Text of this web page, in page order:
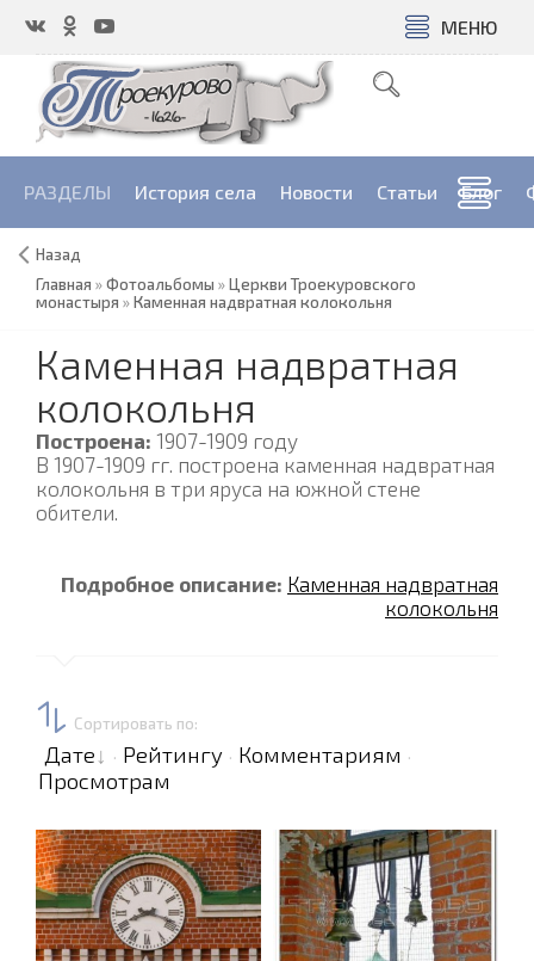
МЕНЮ
РАЗДЕЛЫ История села Новости Cтатьи Блог
Назад
Главная »Фотоальбомы »Церкви Троекуровского
монастыря »Каменная надвратная колокольня
Каменная надвратная
колокольня
Построена: 1907-1909 году
В 1907-1909 гг. построена каменная надвратная
колокольня в три яруса на южной стене
обители.
Подробное описание: Каменная надвратная
колокольня
Сортировать по:
Дате · Рейтингу · Комментариям ·
Просмотрам